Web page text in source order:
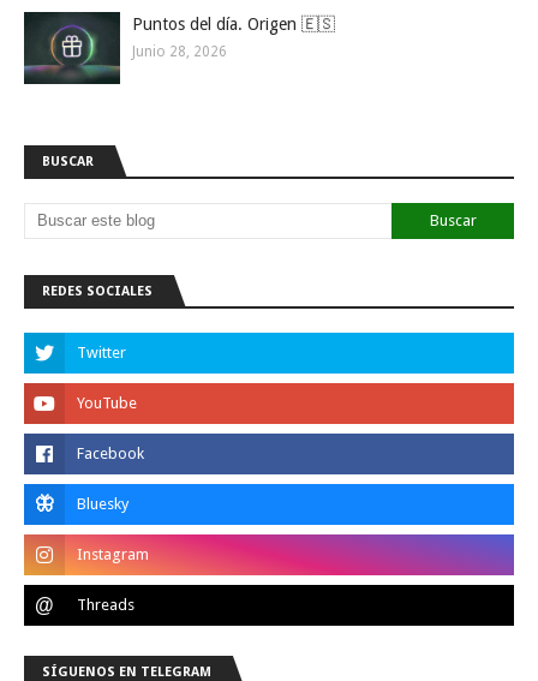
Puntos del día. Origen 🇪🇸
Junio 28, 2026
BUSCAR
REDES SOCIALES
SÍGUENOS EN TELEGRAM